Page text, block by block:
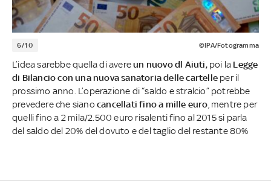
6/10 ©IPA/Fotogramma
L’idea sarebbe quella di avereun nuovo dl Aiuti,poi la Legge
di Bilancio con una nuova sanatoria delle cartelle per il
prossimo anno. L’operazione di “saldo e stralcio” potrebbe
prevedere che siano cancellati fino a mille euro , mentre per
quelli fino a 2 mila/2.500 euro risalenti fino al 2015 si parla
del saldo del 20% del dovuto e del taglio del restante 80%